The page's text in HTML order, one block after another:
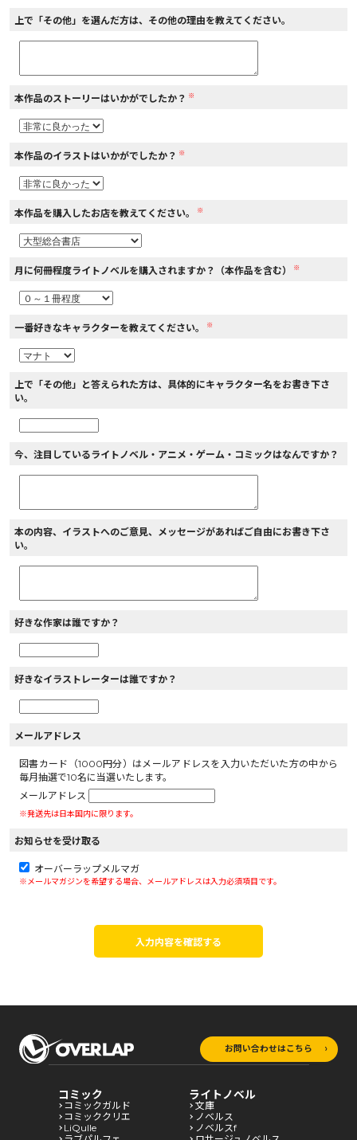
コミックパルフェ
閉じる
上で「その他」を選んだ方は、その他の理由を教えてください。
本作品のストーリーはいかがでしたか？ ※
本作品のイラストはいかがでしたか？ ※
本作品を購入したお店を教えてください。 ※
月に何冊程度ライトノベルを購入されますか？（本作品を含む） ※
一番好きなキャラクターを教えてください。 ※
上で「その他」と答えられた方は、具体的にキャラクター名をお書き下さ
い。
今、注目しているライトノベル・アニメ・ゲーム・コミックはなんですか？
本の内容、イラストへのご意見、メッセージがあればご自由にお書き下さ
い。
好きな作家は誰ですか？
好きなイラストレーターは誰ですか？
メールアドレス
図書カード（1000円分）はメールアドレスを入力いただいた方の中から
毎月抽選で10名に当選いたします。
メールアドレス
※発送先は日本国内に限ります。
お知らせを受け取る
オーバーラップメルマガ
※メールマガジンを希望する場合、メールアドレスは入力必須項目です。
入力内容を確認する
お問い合わせはこちら
コミック
コミックガルド
コミッククリエ
LiQulle
ライトノベル
文庫
ノベルス
ノベルスf